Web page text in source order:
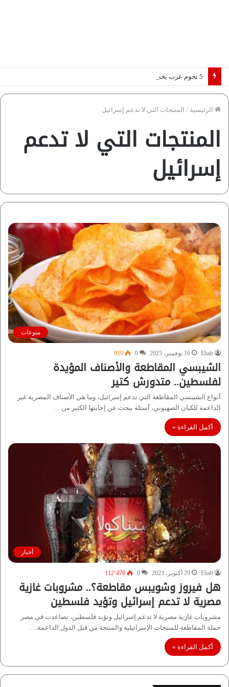
الرئيسية / المنتجات التي لا تدعم إسرائيل
المنتجات التي لا تدعم
إسرائيل
منوعات
Ehab 16 نوفمبر، 2023 0
919
الشيبسي المقاطعة والأصناف المؤيدة
لفلسطين.. متدورش كتير
أنواع الشيبسي المقاطعة التي تدعم إسرائيل، وما هي الأصناف المصرية غير
الداعمة للكيان الصهيوني، أسئلة يبحث عن إجابتها الكثير من…
أكمل القراءة »
أخبار
Ehab 29 أكتوبر، 2023 0 112٬478
هل فيروز وشويبس مقاطعة؟.. مشروبات غازية
مصرية لا تدعم إسرائيل وتؤيد فلسطين
مشروبات غازية مصرية لا تدعم إسرائيل وتؤيد فلسطين، تصاعدت في مصر
حملة المقاطعة للمنتجات الإسرائيلية والمنتجة من قبل الدول الداعمة…
أكمل القراءة »